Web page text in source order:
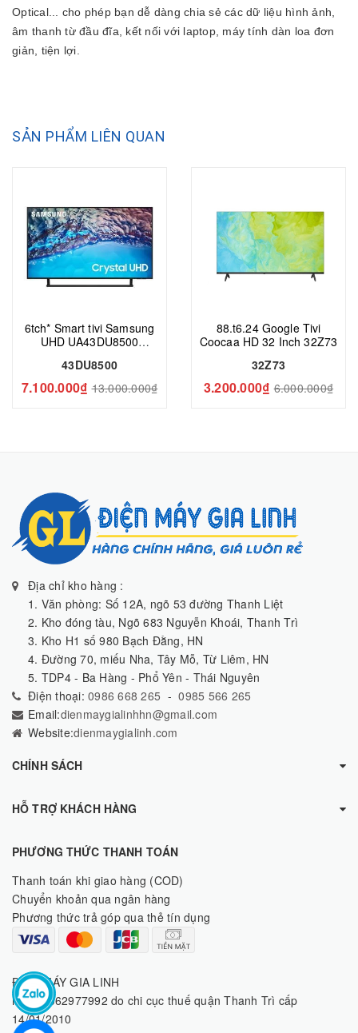
Optical... cho phép bạn dễ dàng chia sẻ các dữ liệu hình ảnh,
âm thanh từ đầu đĩa, kết nối với laptop, máy tính dàn loa đơn
giản, tiện lợi.
SẢN PHẨM LIÊN QUAN
6tch* Smart tivi Samsung
UHD UA43DU8500
43DU8500
7.100.000₫ 13.000.000₫
88.t6.24 Google Tivi
Coocaa HD 32 Inch 32Z73
32Z73
3.200.000₫ 6.000.000₫
Địa chỉ kho hàng :
1. Văn phòng: Số 12A, ngõ 53 đường Thanh Liệt
2. Kho đóng tàu, Ngõ 683 Nguyễn Khoái, Thanh Trì
3. Kho H1 số 980 Bạch Đằng, HN
4. Đường 70, miếu Nha, Tây Mỗ, Từ Liêm, HN
5. TDP4 - Ba Hàng - Phổ Yên - Thái Nguyên
Điện thoại: 0986 668 265 -0985 566 265
Email:dienmaygialinhhn@gmail.com
Website:dienmaygialinh.com
CHÍNH SÁCH
HỖ TRỢ KHÁCH HÀNG
PHƯƠNG THỨC THANH TOÁN
Thanh toán khi giao hàng (COD)
Chuyển khoản qua ngân hàng
Phương thức trả góp qua thẻ tín dụng
ĐIỆN MÁY GIA LINH
MST: 8062977992 do chi cục thuế quận Thanh Trì cấp
14/01/2010